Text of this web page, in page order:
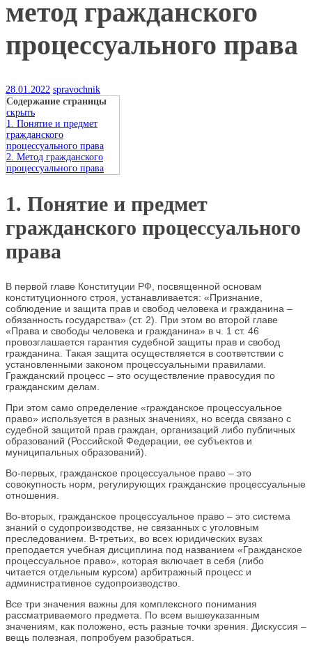
метод гражданского
процессуального права
28.01.2022 spravochnik
Содержание страницы
скрыть
1. Понятие и предмет
гражданского
процессуального права
2. Метод гражданского
процессуального права
1. Понятие и предмет
гражданского процессуального
права
В первой главе Конституции РФ, посвященной основам
конституционного строя, устанавливается: «Признание,
соблюдение и защита прав и свобод человека и гражданина –
обязанность государства» (ст. 2). При этом во второй главе
«Права и свободы человека и гражданина» в ч. 1 ст. 46
провозглашается гарантия судебной защиты прав и свобод
гражданина. Такая защита осуществляется в соответствии с
установленными законом процессуальными правилами.
Гражданский процесс – это осуществление правосудия по
гражданским делам.
При этом само определение «гражданское процессуальное
право» используется в разных значениях, но всегда связано с
судебной защитой прав граждан, организаций либо публичных
образований (Российской Федерации, ее субъектов и
муниципальных образований).
Во-первых, гражданское процессуальное право – это
совокупность норм, регулирующих гражданские процессуальные
отношения.
Во-вторых, гражданское процессуальное право – это система
знаний о судопроизводстве, не связанных с уголовным
преследованием. В-третьих, во всех юридических вузах
преподается учебная дисциплина под названием «Гражданское
процессуальное право», которая включает в себя (либо
читается отдельным курсом) арбитражный процесс и
административное судопроизводство.
Все три значения важны для комплексного понимания
рассматриваемого предмета. По всем вышеуказанным
значениям, как положено, есть разные точки зрения. Дискуссия –
вещь полезная, попробуем разобраться.